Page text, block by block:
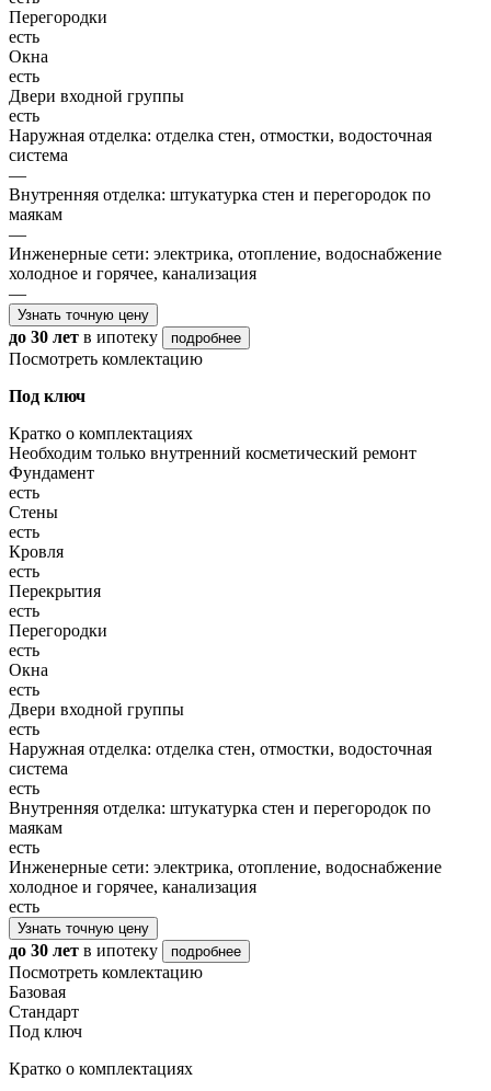
Перегородки
есть
Окна
есть
Двери входной группы
есть
Наружная отделка: отделка стен, отмостки, водосточная
система
—
Внутренняя отделка: штукатурка стен и перегородок по
маякам
—
Инженерные сети: электрика, отопление, водоснабжение
холодное и горячее, канализация
—
Узнать точную цену
до 30 лет в ипотеку подробнее
Посмотреть комлектацию
Под ключ
Кратко о комплектациях
Необходим только внутренний косметический ремонт
Фундамент
есть
Стены
есть
Кровля
есть
Перекрытия
есть
Перегородки
есть
Окна
есть
Двери входной группы
есть
Наружная отделка: отделка стен, отмостки, водосточная
система
есть
Внутренняя отделка: штукатурка стен и перегородок по
маякам
есть
Инженерные сети: электрика, отопление, водоснабжение
холодное и горячее, канализация
есть
Узнать точную цену
до 30 лет в ипотеку подробнее
Посмотреть комлектацию
Базовая
Стандарт
Под ключ
Кратко о комплектациях